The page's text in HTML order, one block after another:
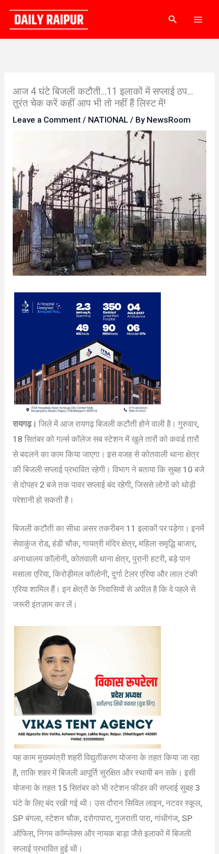
content
Search
आज 4 घंटे बिजली कटौती…11 इलाकों में सप्लाई ठप…
तुरंत चेक करें कहीं आप भी तो नहीं हैं लिस्ट में!
Leave a Comment / NATIONAL / By NewsRoom
रायगढ़। जिले में आज रायगढ़ बिजली कटौती होने वाली है। गुरुवार,
18 सितंबर को गर्ल्स कॉलेज सब स्टेशन में खुले तारों को कवर्ड तारों
से बदलने का काम किया जाएगा। इस वजह से कोतवाली थाना क्षेत्र
की बिजली सप्लाई प्रभावित रहेगी। विभाग ने बताया कि सुबह 10 बजे
से दोपहर 2 बजे तक पावर सप्लाई बंद रहेगी, जिससे लोगों को थोड़ी
परेशानी हो सकती है।
बिजली कटौती का सीधा असर तकरीबन 11 इलाकों पर पड़ेगा। इनमें
सेवाकुंज रोड, हंडी चौक, गायत्री मंदिर क्षेत्र, महिला समृद्धि बाजार,
अनाथालय कॉलोनी, कोतवाली थाना क्षेत्र, पुरानी हटरी, बड़े पान
मसाला एरिया, किरोड़ीमल कॉलोनी, दुर्गा टेलर एरिया और लाल टंकी
एरिया शामिल हैं। इन क्षेत्रों के निवासियों से अपील है कि वे पहले से
जरूरी इंतज़ाम कर लें।
यह काम मुख्यमंत्री शहरी विद्युतीकरण योजना के तहत किया जा रहा
है, ताकि शहर में बिजली आपूर्ति सुरक्षित और स्थायी बन सके। इसी
योजना के तहत 15 सितंबर को भी स्टेशन फीडर की सप्लाई सुबह 3
घंटे के लिए बंद रखी गई थी। उस दौरान सिविल लाइन, नटवर स्कूल,
SP बंगला, स्टेशन चौक, दरोगापारा, गुजराती पारा, गांधीगंज, SP
ऑफिस, निगम कॉम्प्लेक्स और नायक बाड़ा जैसे इलाकों में बिजली
सप्लाई प्रभावित हुई थी।